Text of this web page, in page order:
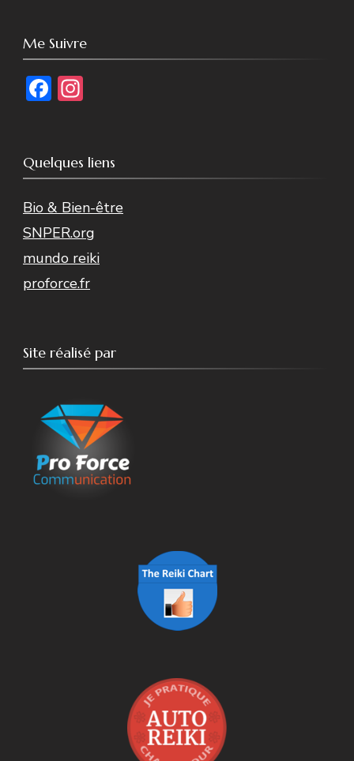
Me Suivre
Facebook
Quelques liens
Bio & Bien-être
SNPER.org
mundo reiki
proforce.fr
Site réalisé par